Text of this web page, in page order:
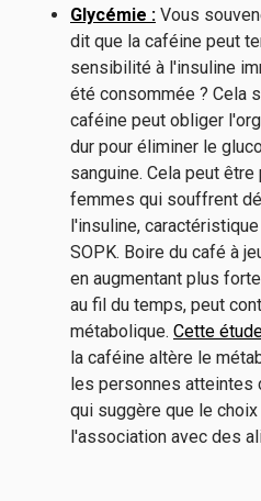
Glycémie : Vous
dit que la caféine peut
sensibilité à l'insuline
été consommée ? Cela
caféine peut obliger
dur pour éliminer le
sanguine. Cela peut
femmes qui souffrent
l'insuline,
SOPK. Boire du café à
en augmentant plus
au fil du temps, peut
métabolique. Cette
la caféine altère le
les personnes atteintes
qui suggère que le
l'association avec des